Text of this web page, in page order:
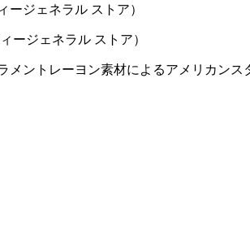
ージェネラル ストア）
ントレーヨン素材によるアメリカン